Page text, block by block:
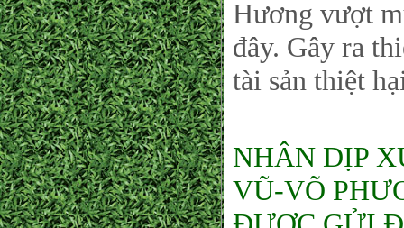
Hương vượt
đây. Gây ra
tài sản thiệt
NHÂN DỊP
VŨ-VÕ